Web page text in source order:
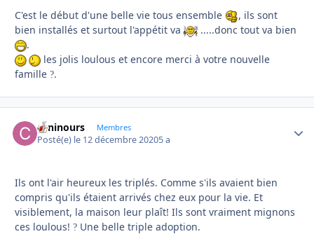
C'est le début d'une belle vie tous ensemble
, ils sont
bien installés et surtout l'appétit va
.....donc tout va bien
.
les jolis loulous et encore merci à votre nouvelle
famille ?.
caninours Membres
Posté(e) le 12 décembre 20205 a
Ils ont l'air heureux les triplés. Comme s'ils avaient bien
compris qu'ils étaient arrivés chez eux pour la vie. Et
visiblement, la maison leur plaît! Ils sont vraiment mignons
ces loulous! ? Une belle triple adoption.